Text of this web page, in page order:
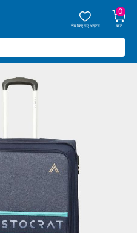
सेव किए गए आइटम
0
कार्ट